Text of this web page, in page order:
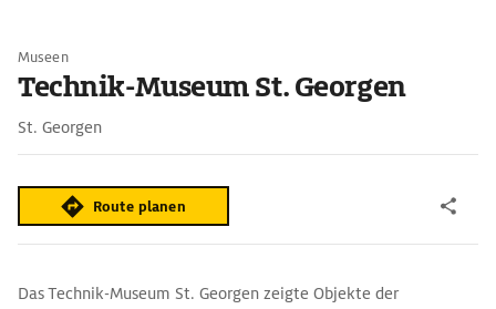
Museen
Technik-Museum St. Georgen
St. Georgen
Route planen
Das Technik-Museum St. Georgen zeigte Objekte der